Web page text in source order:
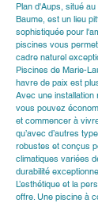
Plan d'Aups, situé
Baume, est un lieu
sophistiquée pour
piscines vous
cadre naturel
Piscines de Marie-
havre de paix est
Avec une installation
vous pouvez
et commencer à
qu’avec d’autres
robustes et conçus
climatiques variées
durabilité
L’esthétique et la
offre. Une piscine à